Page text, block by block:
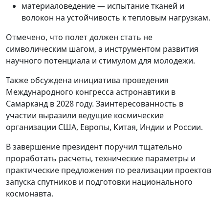
материаловедение — испытание тканей и
волокон на устойчивость к тепловым нагрузкам.
Отмечено, что полет должен стать не
символическим шагом, а инструментом развития
научного потенциала и стимулом для молодежи.
Также обсуждена инициатива проведения
Международного конгресса астронавтики в
Самарканд в 2028 году. Заинтересованность в
участии выразили ведущие космические
организации США, Европы, Китая, Индии и России.
В завершение президент поручил тщательно
проработать расчеты, технические параметры и
практические предложения по реализации проектов
запуска спутников и подготовки национального
космонавта.